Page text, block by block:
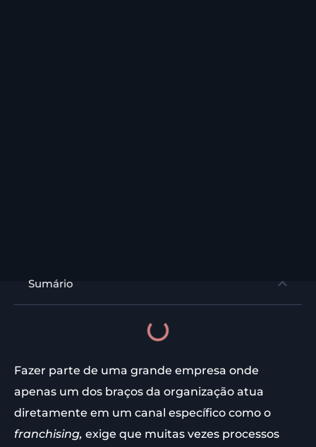
Sumário
Fazer parte de uma grande empresa onde
apenas um dos braços da organização atua
diretamente em um canal específico como o
franchising, exige que muitas vezes processos